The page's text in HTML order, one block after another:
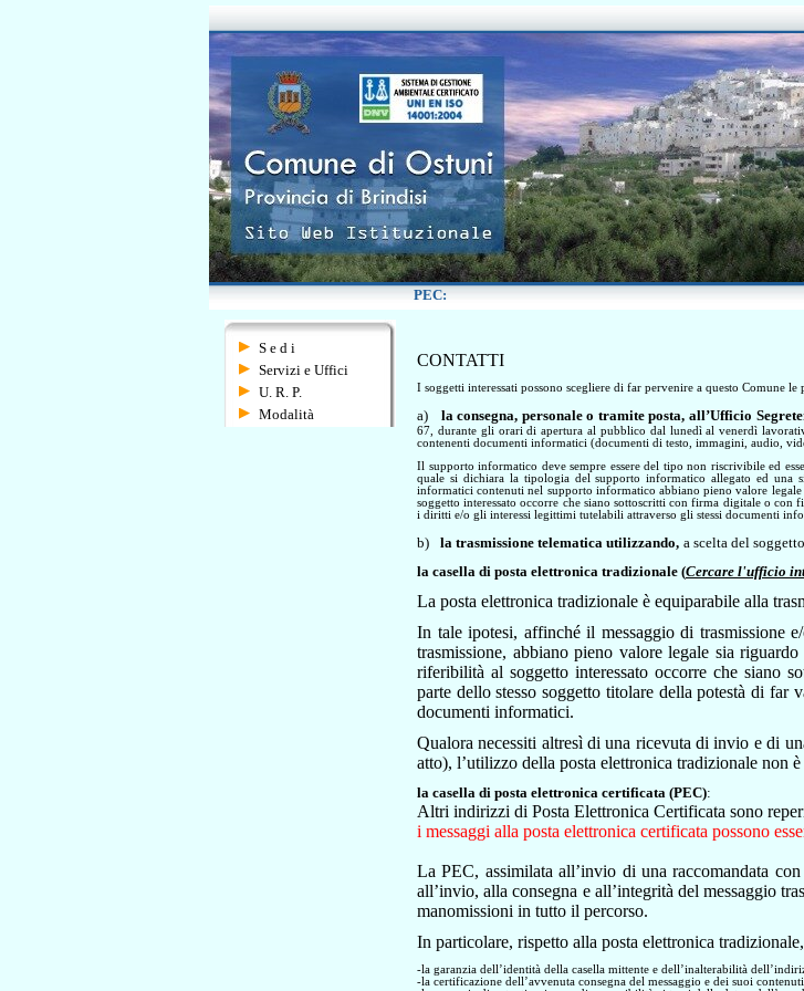
S e d i
Servizi e Uffici
U. R. P.
Modalità
CONTATTI
I soggetti interessati possono scegliere di far pervenire a questo Comune
a) la consegna, personale o tramite posta, all’Ufficio
67, durante gli orari di apertura al pubblico dal lunedì al venerdì
contenenti documenti informatici (documenti di testo, immagini, audio,
Il supporto informatico deve sempre essere del tipo non riscrivibile ed
quale si dichiara la tipologia del supporto informatico allegato ed una
informatici contenuti nel supporto informatico abbiano pieno valore
soggetto interessato occorre che siano sottoscritti con firma digitale o con
i diritti e/o gli interessi legittimi tutelabili attraverso gli stessi documenti
b) la trasmissione telematica utilizzando, a scelta del
la casella di posta elettronica tradizionale (Cercare l'ufficio
La posta elettronica tradizionale è equiparabile alla
In tale ipotesi, affinché il messaggio di trasmissione
trasmissione, abbiano pieno valore legale sia
riferibilità al soggetto interessato occorre che siano
parte dello stesso soggetto titolare della potestà di
documenti informatici.
Qualora necessiti altresì di una ricevuta di invio e di
atto), l’utilizzo della posta elettronica tradizionale non
la casella di posta elettronica certificata (PEC):
Altri indirizzi di Posta Elettronica Certificata sono
i messaggi alla posta elettronica certificata possono
La PEC, assimilata all’invio di una raccomandata
all’invio, alla consegna e all’integrità del messaggio
manomissioni in tutto il percorso.
In particolare, rispetto alla posta elettronica
-la garanzia dell’identità della casella mittente e dell’inalterabilità
-la certificazione dell’avvenuta consegna del messaggio e dei suoi